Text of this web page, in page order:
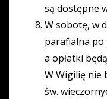
są dostępne
W sobotę, w
parafialna po
a opłatki
W Wigilię nie
św.